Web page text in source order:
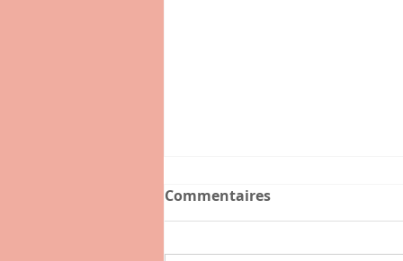
Commentaires